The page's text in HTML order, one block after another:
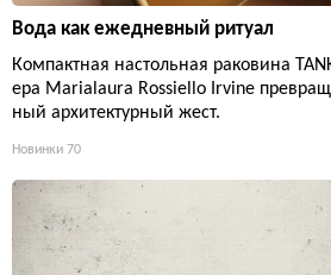
Вода как ежедневный ритуал
Компактная настольная раковина
ера Marialaura Rossiello Irvine
ный архитектурный жест.
Новинки 70